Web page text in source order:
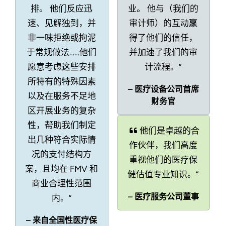
排。 他们反应迅
速、见解独到，并
非一味拒绝或拘泥
于常规做法……他们
愿意考虑这些安排
所特有的特殊因素
以及在服务不足地
区开展业务的复杂
性，帮助我们制定
出几种符合实际情
况的支付结构方
案，且均在 FMV 和
商业合理性范围
内。”
– 来自全国性医疗保
业。 他与（我们的
审计师）的互动赢
得了他们的信任，
并加速了我们的审
计流程。”
– 医疗设备公司首席
财务官
他们是卓越的合
作伙伴，我们高度
重视他们的医疗保
健估值专业知识。”
– 医疗服务公司董事